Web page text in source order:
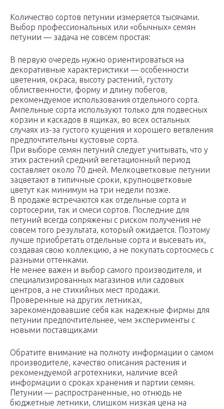
Количество сортов петунии измеряется тысячами.
Выбор профессиональных или «обычных» семян
петунии — задача не совсем простая:
В первую очередь нужно ориентироваться на
декоративные характеристики — особенности
цветения, окраса, высоту растений, густоту
облиственности, форму и длину побегов,
рекомендуемое использования отдельного сорта.
Ампельные сорта используют только для подвесных
корзин и каскадов в ящиках, во всех остальных
случаях из-за густого кущения и хорошего ветвления
предпочтительны кустовые сорта.
При выборе семян петуний следует учитывать, что у
этих растений средний вегетационный период
составляет около 70 дней. Мелкоцветковые петунии
зацветают в типичные сроки, крупноцветковые
цветут как минимум на три недели позже.
В продаже встречаются как отдельные сорта и
сортосерии, так и смеси сортов. Последние для
петуний всегда сопряжены с риском получения не
совсем того результата, который ожидается. Поэтому
лучше приобретать отдельные сорта и высевать их,
создавая свою коллекцию, а не покупать сортосмесь с
разными оттенками.
Не менее важен и выбор самого производителя, и
специализированных магазинов или садовых
центров, а не стихийных мест продажи.
Проверенные на других летниках,
зарекомендовавшие себя как надежные фирмы для
петунии предпочтительнее, чем эксперименты с
новыми поставщиками
Обратите внимание на полноту информации о самом
производителе, качество описания растения и
рекомендуемой агротехники, наличие всей
информации о сроках хранения и партии семян.
Петунии — распространенные, но отнюдь не
бюджетные летники, слишком низкая цена на